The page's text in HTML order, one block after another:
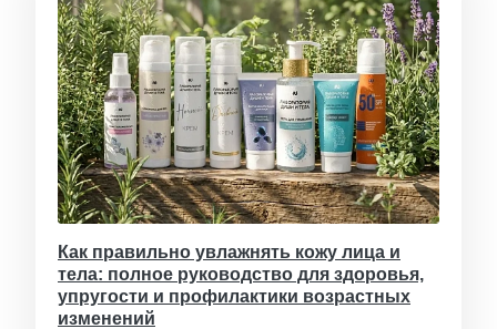
Как правильно увлажнять кожу лица и
тела: полное руководство для здоровья,
упругости и профилактики возрастных
изменений